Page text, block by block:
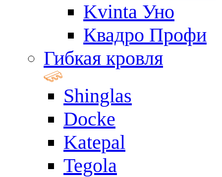
Kvinta Уно
Квадро Профи
Гибкая кровля
Shinglas
Docke
Katepal
Tegola